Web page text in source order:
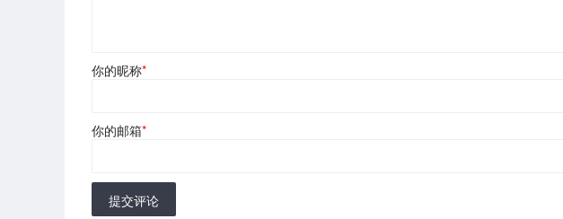
你的昵称*
你的邮箱*
提交评论